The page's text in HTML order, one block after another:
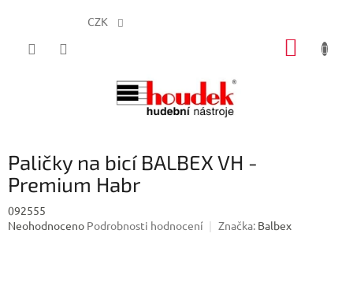
CZK
Paličky na bicí BALBEX VH -
Premium Habr
092555
Průměrné
Neohodnoceno Podrobnosti hodnocení Značka: Balbex